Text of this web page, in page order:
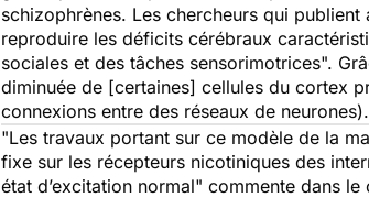
schizophrènes. Les chercheurs qui publient
reproduire les déficits cérébraux
sociales et des tâches sensorimotrices".
diminuée de [certaines] cellules du cortex
connexions entre des réseaux de neurones).
"Les travaux portant sur ce modèle de la
fixe sur les récepteurs nicotiniques des
état d’excitation normal" commente dans le